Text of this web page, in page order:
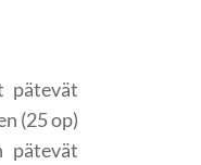
pätevät
(25 op)
pätevät